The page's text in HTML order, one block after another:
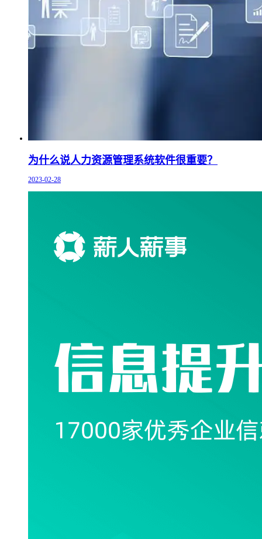
为什么说人力资源管理系统软件很重要？
2023-02-28